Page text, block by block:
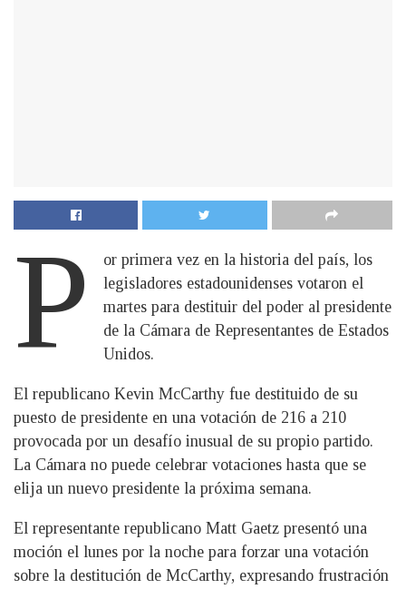
P
or primera vez en la historia del país, los
legisladores estadounidenses votaron el
martes para destituir del poder al presidente
de la Cámara de Representantes de Estados
Unidos.
El republicano Kevin McCarthy fue destituido de su
puesto de presidente en una votación de 216 a 210
provocada por un desafío inusual de su propio partido.
La Cámara no puede celebrar votaciones hasta que se
elija un nuevo presidente la próxima semana.
El representante republicano Matt Gaetz presentó una
moción el lunes por la noche para forzar una votación
sobre la destitución de McCarthy, expresando frustración